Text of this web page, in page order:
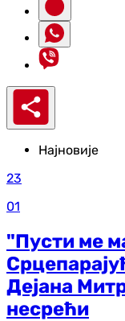
Најновије
23
01
"Пусти ме
Дејана
несрећи